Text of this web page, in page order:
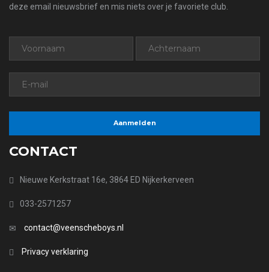
deze email nieuwsbrief en mis niets over je favoriete club.
CONTACT
Nieuwe Kerkstraat 16e, 3864 ED Nijkerkerveen
033-2571257
contact@veenscheboys.nl
Privacy verklaring